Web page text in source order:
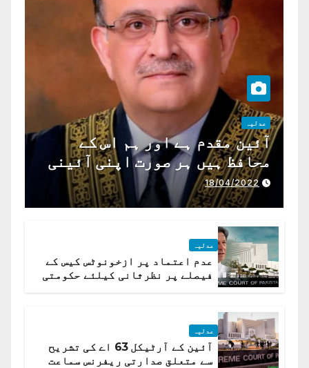
عدلیہ
آئین مقدم ہے اور ہم اس کے
محافظ ہیں ہر صورت اپنی آئینی
ذمہ داری ادا کرینگے ، چیف
جسٹس پاکستان
18/04/2022
عدلیہ
عدم اعتماد پر ازخونوٹس کیس کے
فیصلے پر نظرثانی کیلئے حکومتی
عدلیہ
آئین کے آرٹیکل 63 اے کی تشریح
سے متعلق صدارتی ریفرنس سماعت